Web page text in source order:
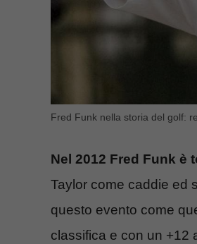
Fred Funk nella storia del golf:
Nel 2012 Fred Funk è
Taylor come caddie ed
questo evento come
classifica e con un +12